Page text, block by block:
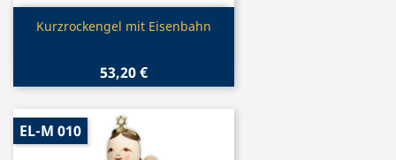
Vorschau
Kurzrockengel mit Eisenbahn
53,20 €
EL-M 010